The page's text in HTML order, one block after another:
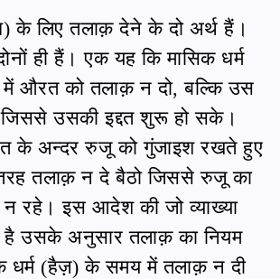
के लिए तलाक़ देने के दो अर्थ हैं।
ही हैं। एक यह कि मासिक धर्म
औरत को तलाक़ न दो, बल्कि उस
उसकी इद्दत शुरू हो सके।
के अन्दर रुजू को गुंजाइश रखते हुए
तलाक़ न दे बैठो जिससे रुजू का
न रहे। इस आदेश की जो व्याख्या
है उसके अनुसार तलाक़ का नियम
धर्म (हैज़) के समय में तलाक़ न दी